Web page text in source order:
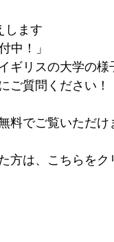
します
中！」
ギリスの大学の
ご質問ください！
料でご覧いただ
方は、こちらをク